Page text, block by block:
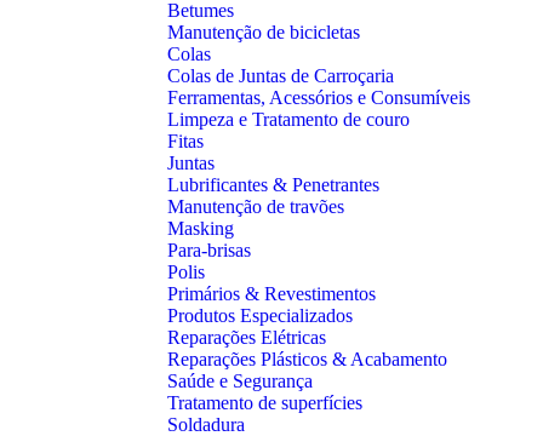
Betumes
Manutenção de bicicletas
Colas
Colas de Juntas de Carroçaria
Ferramentas, Acessórios e Consumíveis
Limpeza e Tratamento de couro
Fitas
Juntas
Lubrificantes & Penetrantes
Manutenção de travões
Masking
Para-brisas
Polis
Primários & Revestimentos
Produtos Especializados
Reparações Elétricas
Reparações Plásticos & Acabamento
Saúde e Segurança
Tratamento de superfícies
Soldadura